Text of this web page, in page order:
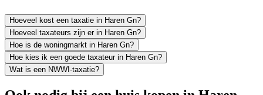
Hoeveel kost een taxatie in Haren Gn?
Hoeveel taxateurs zijn er in Haren Gn?
Hoe is de woningmarkt in Haren Gn?
Hoe kies ik een goede taxateur in Haren Gn?
Wat is een NWWI-taxatie?